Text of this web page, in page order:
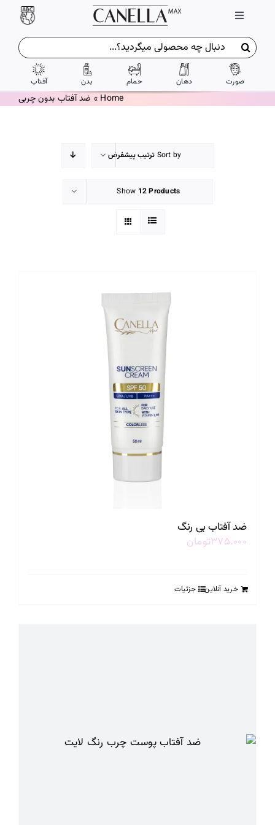
content
Toggle
Navigation
ورود / ثبت نام
جستجو
برای:
صورت دهان حمام بدن آفتاب
Home
» ضد آفتاب بدون چربی
Sort by ترتیب پیشفرض
Show 12 Products
ضد آفتاب بی رنگ
۳۷۵.۰۰۰تومان
خرید آنلاین جزئیات